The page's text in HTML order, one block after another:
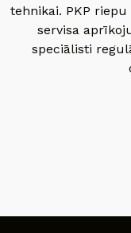
tehnikai. PKP
servisa
speciālisti